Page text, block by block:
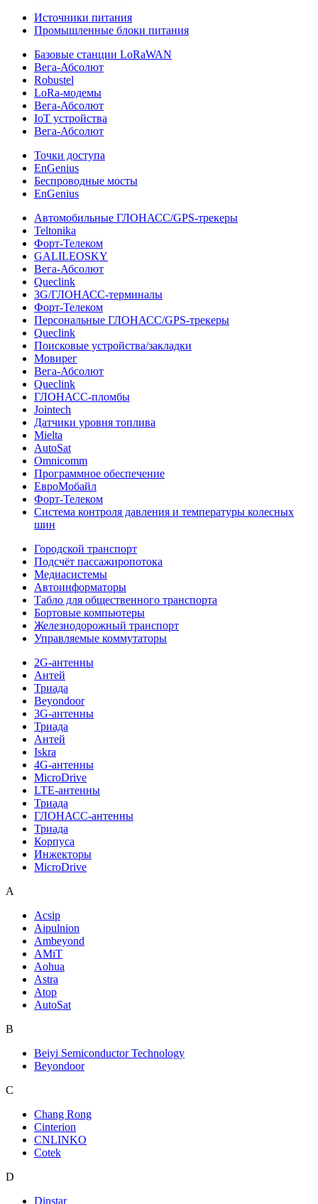
Источники питания
Промышленные блоки питания
Базовые станции LoRaWAN
Вега-Абсолют
Robustel
LoRa-модемы
Вега-Абсолют
IoT устройства
Вега-Абсолют
Точки доступа
EnGenius
Беспроводные мосты
EnGenius
Автомобильные ГЛОНАСС/GPS-трекеры
Teltonika
Форт-Телеком
GALILEOSKY
Вега-Абсолют
Queclink
3G/ГЛОНАСС-терминалы
Форт-Телеком
Персональные ГЛОНАСС/GPS-трекеры
Queclink
Поисковые устройства/закладки
Мовирег
Вега-Абсолют
Queclink
ГЛОНАСС-пломбы
Jointech
Датчики уровня топлива
Mielta
AutoSat
Omnicomm
Программное обеспечение
ЕвроМобайл
Форт-Телеком
Система контроля давления и температуры колесных
шин
Городской транспорт
Подсчёт пассажиропотока
Медиасистемы
Автоинформаторы
Табло для общественного транспорта
Бортовые компьютеры
Железнодорожный транспорт
Управляемые коммутаторы
2G-антенны
Антей
Триада
Beyondoor
3G-антенны
Триада
Антей
Iskra
4G-антенны
MicroDrive
LTE-антенны
Триада
ГЛОНАСС-антенны
Триада
Корпуса
Инжекторы
MicroDrive
A
Acsip
Aipulnion
Ambeyond
AMiT
Aohua
Astra
Atop
AutoSat
B
Beiyi Semiconductor Technology
Beyondoor
C
Chang Rong
Cinterion
CNLINKO
Cotek
D
Dinstar